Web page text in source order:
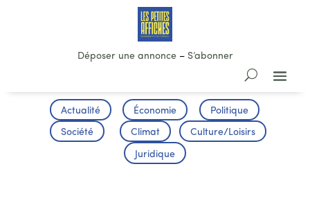
Déposer une annonce– S’abonner
Actualité Économie Politique
Société Climat Culture/Loisirs
Juridique